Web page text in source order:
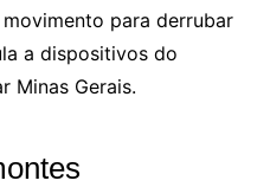
para derrubar
a dispositivos do
Minas Gerais.